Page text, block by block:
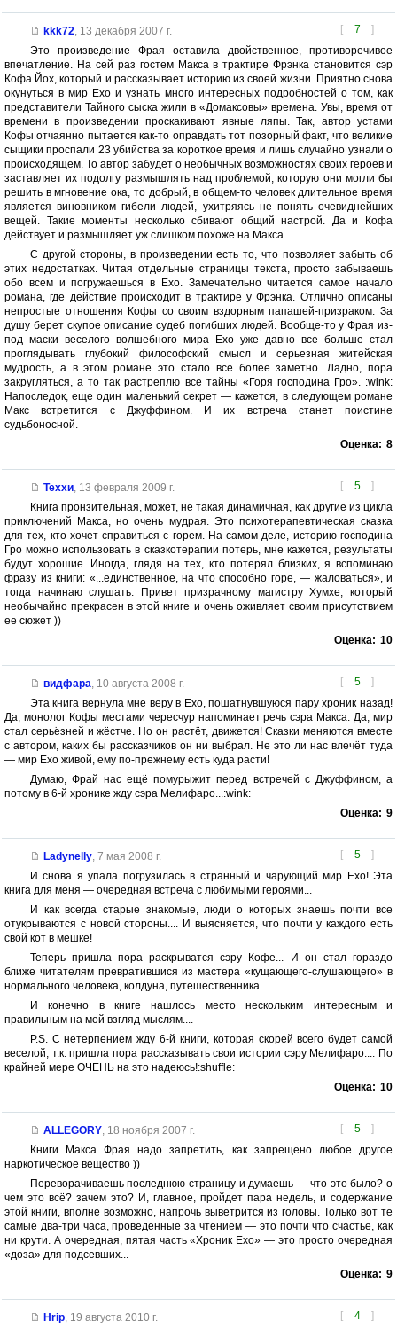
[ 7 ]
kkk72 13 декабря 2007 г.
Это произведение Фрая оставила двойственное, противоречивое
впечатление. На сей раз гостем Макса в трактире Фрэнка становится сэр
Кофа Йох, который и рассказывает историю из своей жизни. Приятно снова
окунуться в мир Ехо и узнать много интересных подробностей о том, как
представители Тайного сыска жили в «Домаксовы» времена. Увы, время от
времени в произведении проскакивают явные ляпы. Так, автор устами
Кофы отчаянно пытается как-то оправдать тот позорный факт, что великие
сыщики проспали 23 убийства за короткое время и лишь случайно узнали о
происходящем. То автор забудет о необычных возможностях своих героев и
заставляет их подолгу размышлять над проблемой, которую они могли бы
решить в мгновение ока, то добрый, в общем-то человек длительное время
является виновником гибели людей, ухитряясь не понять очевиднейших
вещей. Такие моменты несколько сбивают общий настрой. Да и Кофа
действует и размышляет уж слишком похоже на Макса.
С другой стороны, в произведении есть то, что позволяет забыть об
этих недостатках. Читая отдельные страницы текста, просто забываешь
обо всем и погружаешься в Ехо. Замечательно читается самое начало
романа, где действие происходит в трактире у Фрэнка. Отлично описаны
непростые отношения Кофы со своим вздорным папашей-призраком. За
душу берет скупое описание судеб погибших людей. Вообще-то у Фрая из-
под маски веселого волшебного мира Ехо уже давно все больше стал
проглядывать глубокий философский смысл и серьезная житейская
мудрость, а в этом романе это стало все более заметно. Ладно, пора
закругляться, а то так растреплю все тайны «Горя господина Гро». :wink:
Напоследок, еще один маленький секрет — кажется, в следующем романе
Макс встретится с Джуффином. И их встреча станет поистине
судьбоносной.
Оценка: 8
[ 5 ]
Теххи, 13 февраля 2009 г.
Книга пронзительная, может, не такая динамичная, как другие из цикла
приключений Макса, но очень мудрая. Это психотерапевтическая сказка
для тех, кто хочет справиться с горем. На самом деле, историю господина
Гро можно использовать в сказкотерапии потерь, мне кажется, результаты
будут хорошие. Иногда, глядя на тех, кто потерял близких, я вспоминаю
фразу из книги: «...единственное, на что способно горе, — жаловаться», и
тогда начинаю слушать. Привет призрачному магистру Хумхе, который
необычайно прекрасен в этой книге и очень оживляет своим присутствием
ее сюжет ))
Оценка: 10
[ 5 ]
видфара 10 августа 2008 г.
Эта книга вернула мне веру в Ехо, пошатнувшуюся пару хроник назад!
Да, монолог Кофы местами чересчур напоминает речь сэра Макса. Да, мир
стал серьёзней и жёстче. Но он растёт, движется! Сказки меняются вместе
с автором, каких бы рассказчиков он ни выбрал. Не это ли нас влечёт туда
— мир Ехо живой, ему по-прежнему есть куда расти!
Думаю, Фрай нас ещё помурыжит перед встречей с Джуффином, а
потому в 6-й хронике жду сэра Мелифаро...:wink:
Оценка: 9
[ 5 ]
Ladynelly, 7 мая 2008 г.
И снова я упала погрузилась в странный и чарующий мир Ехо! Эта
книга для меня — очередная встреча с любимыми героями...
И как всегда старые знакомые, люди о которых знаешь почти все
отукрываются с новой стороны.... И выясняется, что почти у каждого есть
свой кот в мешке!
Теперь пришла пора раскрыватся сэру Кофе... И он стал гораздо
ближе читателям превратившися из мастера «кущающего-слушающего» в
нормального человека, колдуна, путешественника...
И конечно в книге нашлось место нескольким интересным и
правильным на мой взгляд мыслям....
P.S. С нетерпением жду 6-й книги, которая скорей всего будет самой
веселой, т.к. пришла пора рассказывать свои истории сэру Мелифаро.... По
крайней мере ОЧЕНЬ на это надеюсь!:shuffle:
Оценка: 10
[ 5 ]
ALLEGORY, 18 ноября 2007 г.
Книги Макса Фрая надо запретить, как запрещено любое другое
наркотическое вещество ))
Переворачиваешь последнюю страницу и думаешь — что это было? о
чем это всё? зачем это? И, главное, пройдет пара недель, и содержание
этой книги, вполне возможно, напрочь выветрится из головы. Только вот те
самые два-три часа, проведенные за чтением — это почти что счастье, как
ни крути. А очередная, пятая часть «Хроник Ехо» — это просто очередная
«доза» для подсевших...
Оценка: 9
[ 4 ]
Hrip, 19 августа 2010 г.